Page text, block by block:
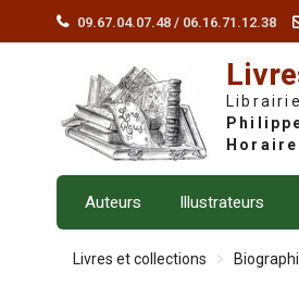
09.67.04.07.48 / 06.16.71.12.38
Auteurs Illustrateurs
Livres et collections